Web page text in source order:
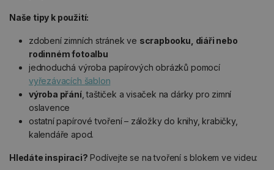
Naše tipy k použití:
zdobení zimních stránek ve scrapbooku, diáři nebo
rodinném fotoalbu
jednoduchá výroba papírových obrázků pomocí
vyřezávacích šablon
výroba přání, taštiček a visaček na dárky pro zimní
oslavence
ostatní papírové tvoření – záložky do knihy, krabičky,
kalendáře apod.
Hledáte inspiraci? Podívejte se na tvoření s blokem ve videu: